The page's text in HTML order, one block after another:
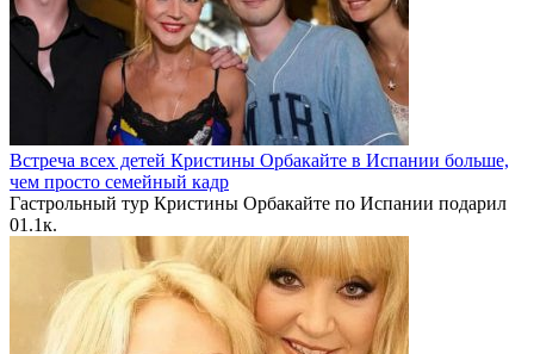
Встреча всех детей Кристины Орбакайте в Испании больше,
чем просто семейный кадр
Гастрольный тур Кристины Орбакайте по Испании подарил
01.1к.